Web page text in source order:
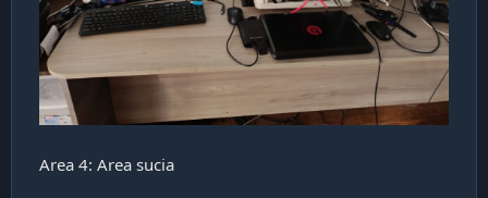
Area 4: Area sucia